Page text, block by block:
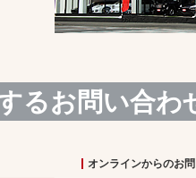
るお問い合わ
オンラインからのお